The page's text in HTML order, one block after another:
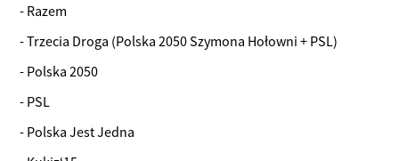
- Razem
- Trzecia Droga (Polska 2050 Szymona Hołowni + PSL)
- Polska 2050
- PSL
- Polska Jest Jedna